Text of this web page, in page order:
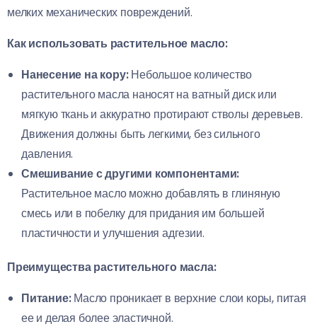
мелких механических повреждений.
Как использовать растительное масло:
Нанесение на кору:Небольшое количество
растительного масла наносят на ватный диск или
мягкую ткань и аккуратно протирают стволы деревьев.
Движения должны быть легкими, без сильного
давления.
Смешивание с другими компонентами:
Растительное масло можно добавлять в глиняную
смесь или в побелку для придания им большей
пластичности и улучшения адгезии.
Преимущества растительного масла:
Питание:Масло проникает в верхние слои коры, питая
ее и делая более эластичной.